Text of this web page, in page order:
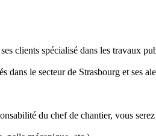
clients spécialisé dans les travaux
dans le secteur de Strasbourg et ses
du chef de chantier, vous serez